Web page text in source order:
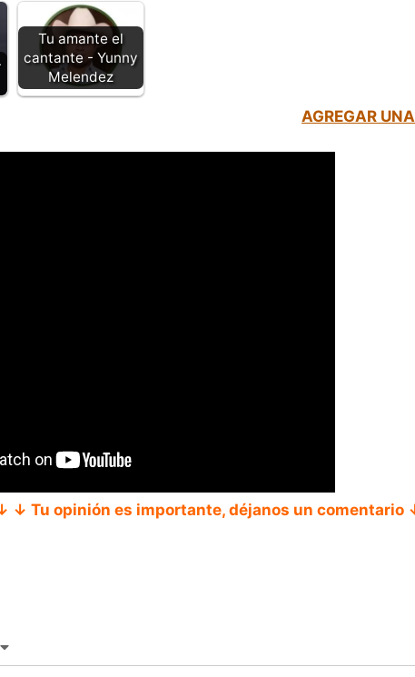
Tu amante el
cantante - Yunny
Melendez
AGREGAR
↓ Tu opinión es importante, déjanos un comentario